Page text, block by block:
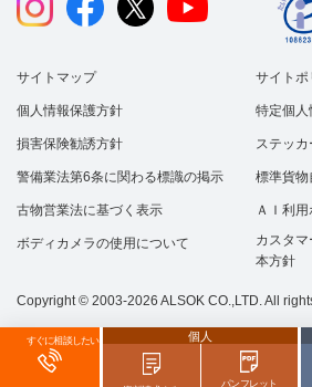
すぐに相談したい 個人
パンフレット
サイトマップ サイトポ
個人情報保護方針 特定個人
損害保険勧誘方針 ステッ
警備業法第6条に関わる標識の掲示 標準貨物
古物営業法に基づく表示 ＡＩ利
ボディカメラの使用について
カスタ
本方針
Copyright © 2003-2026 ALSOK CO.,LTD. All